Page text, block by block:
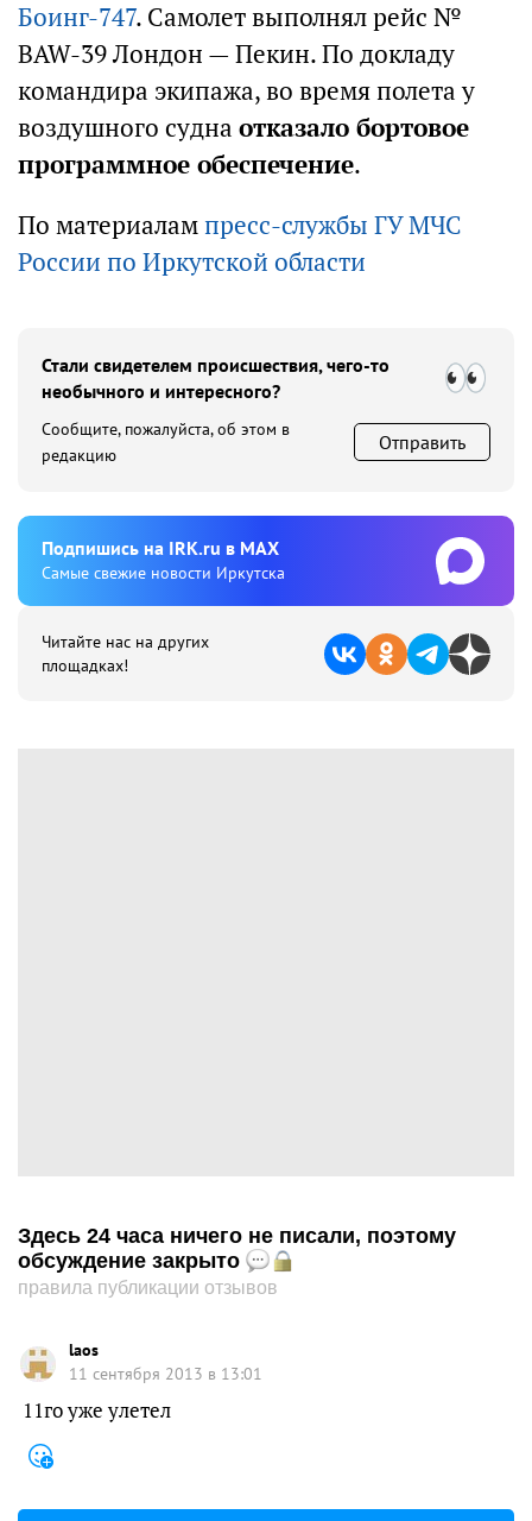
Боинг-747. Самолет выполнял рейс №
BAW-39 Лондон — Пекин. По докладу
командира экипажа, во время полета у
воздушного судна отказало бортовое
программное обеспечение.
По материалампресс-службы ГУ МЧС
России по Иркутской области
Стали свидетелем происшествия, чего-то
необычного и интересного?
Сообщите, пожалуйста, об этом в
редакцию
Отправить
Подпишиcь на IRK.ru в MAX
Cамые свежие новости Иркутска
Читайте нас на других
площадках!
Здесь 24 часа ничего не писали, поэтому
обсуждение закрыто
правила публикации отзывов
laos
11 сентября 2013 в 13:01
11го уже улетел